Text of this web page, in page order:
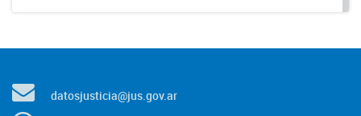
datosjusticia@jus.gov.ar